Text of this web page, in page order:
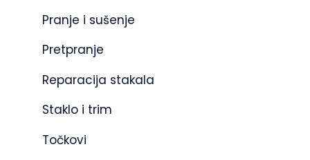
Pranje i sušenje
Pretpranje
Reparacija stakala
Staklo i trim
Točkovi